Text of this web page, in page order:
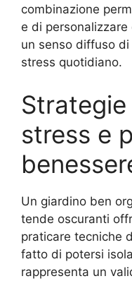
combinazione
e di
un senso diffuso
stress quotidiano.
stress e
Un giardino ben
tende oscuranti
praticare tecniche
fatto di potersi
rappresenta un